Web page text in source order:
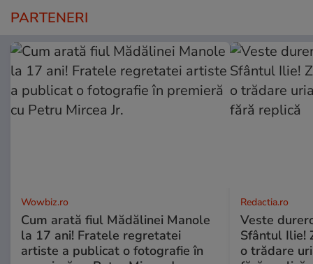
PARTENERI
Wowbiz.ro
Cum arată fiul Mădălinei Manole
la 17 ani! Fratele regretatei
artiste a publicat o fotografie în
Redactia.ro
Veste
Sfântul Ilie!
o trădare